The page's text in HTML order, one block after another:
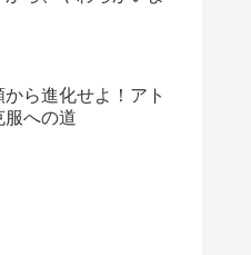
から進化せよ！アト
服への道